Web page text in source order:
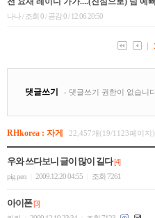
RHkorea : 자게 22,457개(19/1123페이지)
우와 쓰다보니 글이 많이 길다[4]
pig pen
2009.12.20 04:55 조회 7261
아이폰[3]